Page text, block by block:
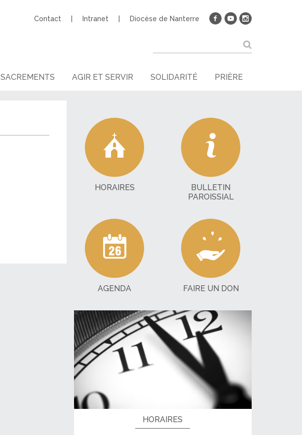
Contact Intranet Diocèse de Nanterre
SACREMENTS AGIR ET SERVIR SOLIDARITÉ PRIÈRE
HORAIRES
BULLETIN
PAROISSIAL
AGENDA FAIRE UN DON
HORAIRES